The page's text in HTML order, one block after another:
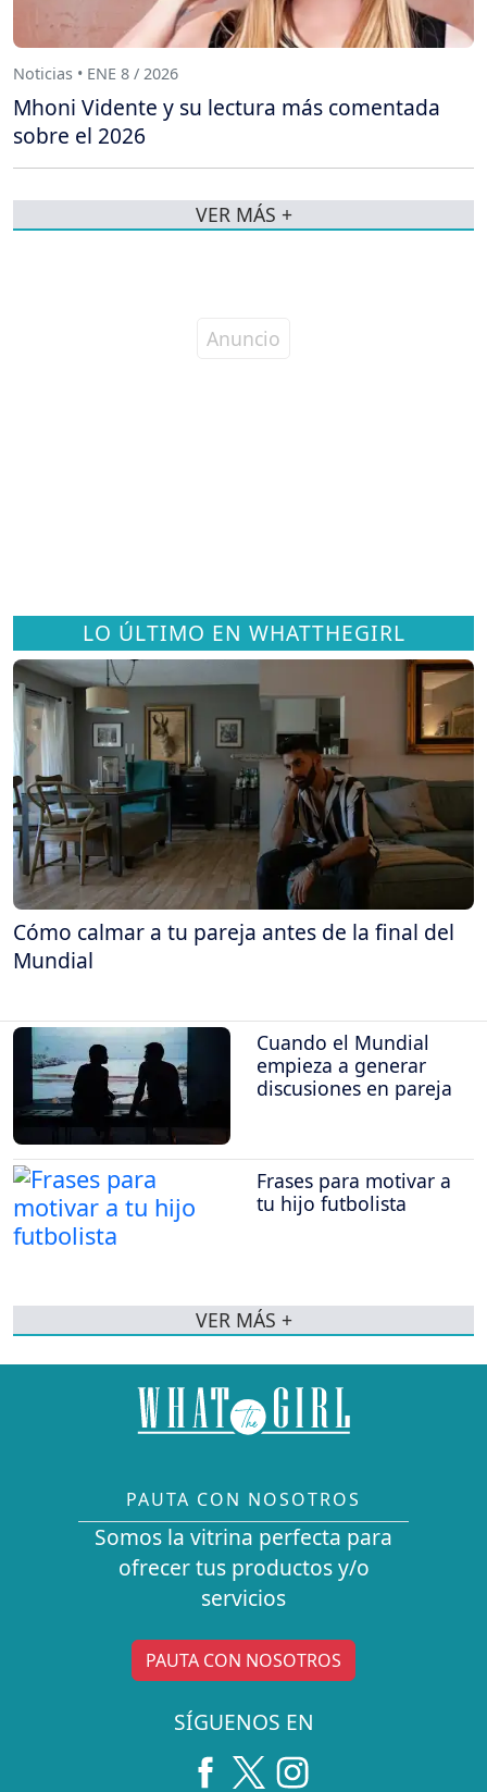
LO ÚLTIMO EN WHATTHEGIRL
Cómo calmar a tu pareja antes de la final del
Mundial
Cuando el Mundial
empieza a generar
discusiones en pareja
Frases para motivar a
tu hijo futbolista
VER MÁS +
Noticias • ENE 8 / 2026
Mhoni Vidente y su lectura más comentada
sobre el 2026
VER MÁS +
PAUTA CON NOSOTROS
Somos la vitrina perfecta para
ofrecer tus productos y/o
servicios
PAUTA CON NOSOTROS
SÍGUENOS EN